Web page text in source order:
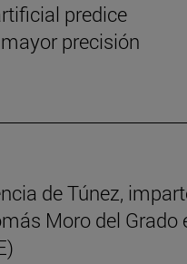
predice
precisión
de Túnez,
Moro del Grado